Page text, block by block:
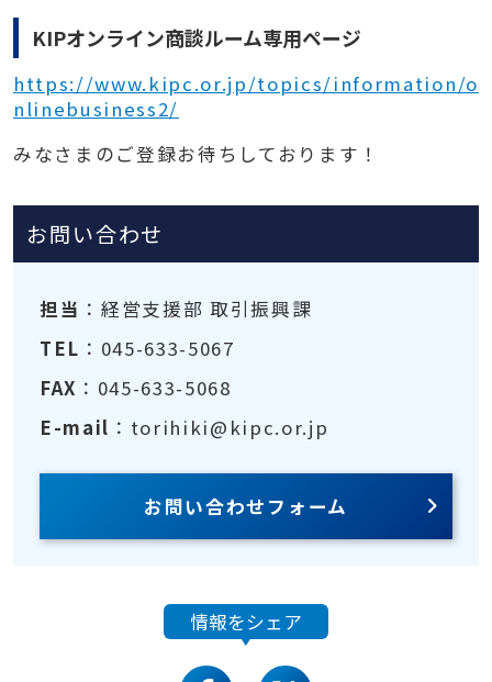
KIPオンライン商談ルーム専用ページ
https://www.kipc.or.jp/topics/information/o
nlinebusiness2/
みなさまのご登録お待ちしております！
お問い合わせ
担当 ：経営支援部 取引振興課
TEL ：045-633-5067
FAX ：045-633-5068
E-mail ：torihiki@kipc.or.jp
お問い合わせフォーム
情報をシェア